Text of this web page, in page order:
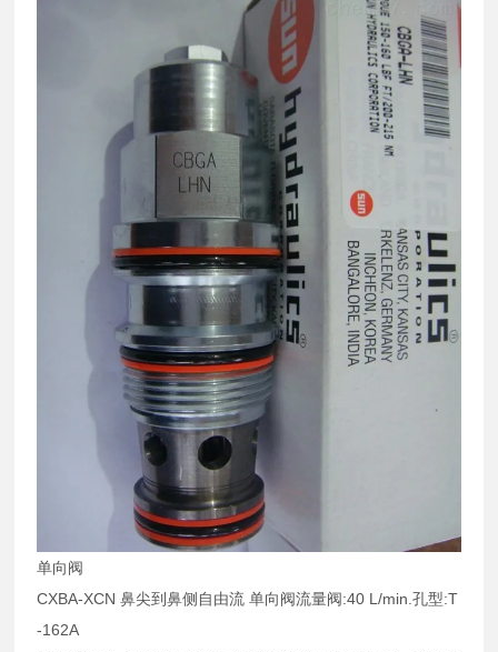
单向阀
CXBA-XCN 鼻尖到鼻侧自由流 单向阀流量阀:40 L/min.孔型:T
-162A